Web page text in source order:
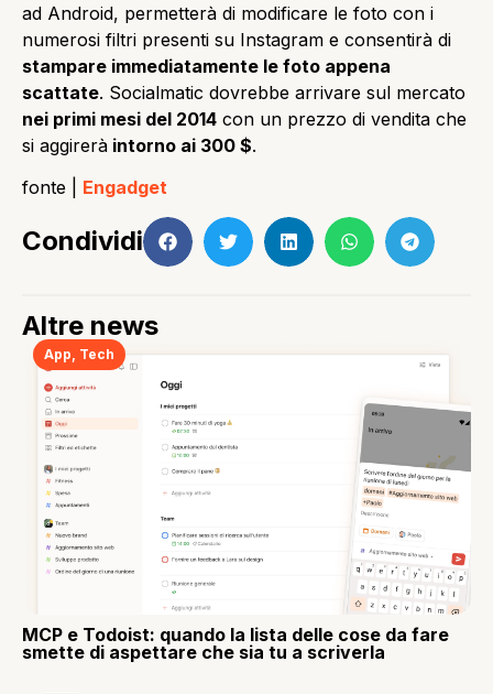
ad Android, permetterà di modificare le foto con i
numerosi filtri presenti su Instagram e consentirà di
stampare immediatamente le foto appena
scattate. Socialmatic dovrebbe arrivare sul mercato
nei primi mesi del 2014 con un prezzo di vendita che
si aggirerà intorno ai 300 $.
fonte | Engadget
Condividi
Altre news
App Tech
MCP e Todoist: quando la lista delle cose da fare
smette di aspettare che sia tu a scriverla